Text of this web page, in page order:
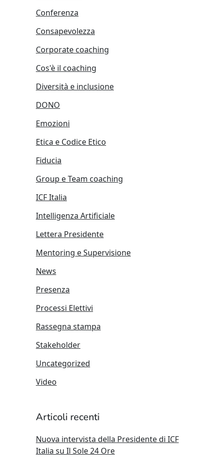
Conferenza
Consapevolezza
Corporate coaching
Cos'è il coaching
Diversità e inclusione
DONO
Emozioni
Etica e Codice Etico
Fiducia
Group e Team coaching
ICF Italia
Intelligenza Artificiale
Lettera Presidente
Mentoring e Supervisione
News
Presenza
Processi Elettivi
Rassegna stampa
Stakeholder
Uncategorized
Video
Articoli recenti
Nuova intervista della Presidente di ICF
Italia su Il Sole 24 Ore